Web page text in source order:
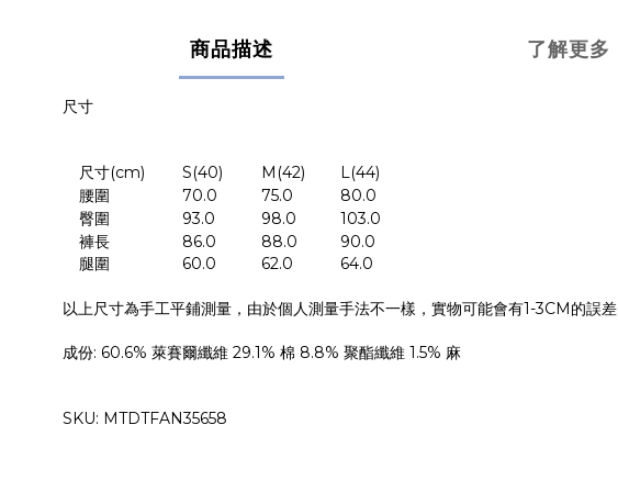
商品描述 了解更多
尺寸
尺寸(cm) S(40) M(42)
L(44)
腰圍
70.0 75.0
80.0
臀圍
93.0 98.0
103.0
褲長
腿圍
86.0
60.0
88.0
62.0
90.0
64.0
以上尺寸為手工平鋪測量，由於個人測量手法不一樣，實物可能會有1-3CM的誤差
成份: 60.6% 萊賽爾纖維 29.1% 棉 8.8% 聚酯纖維 1.5% 麻
SKU: MTDTFAN35658